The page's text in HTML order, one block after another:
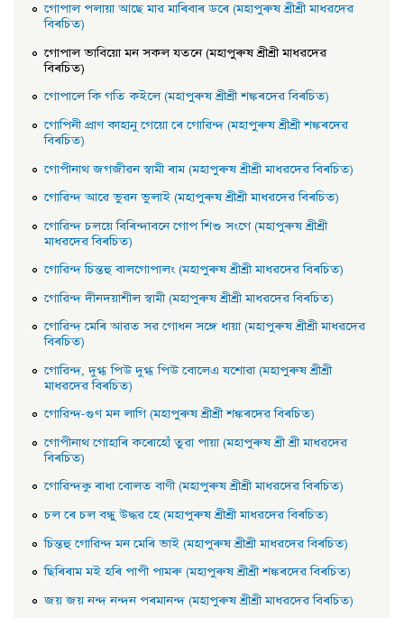
গােপাল পলায়া আছে মাৱ মাৰিবাৰ ডৰে (মহাপুৰুষ শ্ৰীশ্ৰী মাধৱদেৱ
বিৰচিত)
গােপাল ভাবিয়ো মন সকল যতনে (মহাপুৰুষ শ্ৰীশ্ৰী মাধৱদেৱ
বিৰচিত)
গােপালে কি গতি কইলে (মহাপুৰুষ শ্ৰীশ্ৰী শঙ্কৰদেৱ বিৰচিত)
গােপিনী প্রাণ কাহানু গেয়ো ৰে গােৱিন্দ (মহাপুৰুষ শ্ৰীশ্ৰী শঙ্কৰদেৱ
বিৰচিত)
গােপীনাথ জগজীৱন স্বামী ৰাম (মহাপুৰুষ শ্ৰীশ্ৰী মাধৱদেৱ বিৰচিত)
গােৱিন্দ আৱে ভুৱন ভুলাই (মহাপুৰুষ শ্ৰীশ্ৰী মাধৱদেৱ বিৰচিত)
গােৱিন্দ চলয়ে বিৰিন্দাবনে গােপ শিশু সংগে (মহাপুৰুষ শ্ৰীশ্ৰী
মাধৱদেৱ বিৰচিত)
গােৱিন্দ চিন্তহু বালগােপালং (মহাপুৰুষ শ্ৰীশ্ৰী মাধৱদেৱ বিৰচিত)
গােৱিন্দ দীনদয়াশীল স্বামী (মহাপুৰুষ শ্ৰীশ্ৰী মাধৱদেৱ বিৰচিত)
গােৱিন্দ মেৰি আৱত সৱ গােধন সঙ্গে ধায়া (মহাপুৰুষ শ্ৰীশ্ৰী মাধৱদেৱ
বিৰচিত)
গােৱিন্দ, দুগ্ধ পিউ দুগ্ধ পিউ বােলেএ যশােৱা (মহাপুৰুষ শ্ৰীশ্ৰী
মাধৱদেৱ বিৰচিত)
গােৱিন্দ-গুণ মন লাগি (মহাপুৰুষ শ্ৰীশ্ৰী শঙ্কৰদেৱ বিৰচিত)
গােপীনাথ গােহাৰি কৰােহোঁ তুৱা পায়া (মহাপুৰুষ শ্ৰী শ্ৰী মাধৱদেৱ
বিৰচিত)
গােৱিন্দকু ৰাধা বােলত বাণী (মহাপুৰুষ শ্ৰীশ্ৰী মাধৱদেৱ বিৰচিত)
চল ৰে চল বন্ধু উদ্ধৱ হে (মহাপুৰুষ শ্ৰীশ্ৰী মাধৱদেৱ বিৰচিত)
চিন্তহু গােৱিন্দ মন মেৰি ভাই (মহাপুৰুষ শ্ৰীশ্ৰী মাধৱদেৱ বিৰচিত)
ছিৰিৰাম মই হৰি পাপী পামৰু (মহাপুৰুষ শ্ৰীশ্ৰী শঙ্কৰদেৱ বিৰচিত)
জয় জয় নন্দ নন্দন পৰমানন্দ (মহাপুৰুষ শ্ৰীশ্ৰী মাধৱদেৱ বিৰচিত)